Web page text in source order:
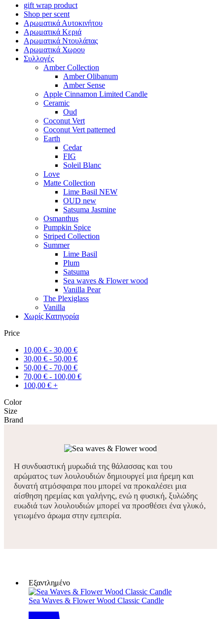
gift wrap product
Shop per scent
Αρωματικά Αυτοκινήτου
Αρωματικά Κεριά
Αρωματικά Ντουλάπας
Αρωματικά Χωρου
Συλλογές
Amber Collection
Amber Olibanum
Amber Sense
Apple Cinnamon Limited Candle
Ceramic
Oud
Coconut Vert
Coconut Vert patterned
Earth
Cedar
FIG
Soleil Blanc
Love
Matte Collection
Lime Basil NEW
OUD new
Satsuma Jasmine
Osmanthus
Pumpkin Spice
Striped Collection
Summer
Lime Basil
Plum
Satsuma
Sea waves & Flower wood
Vanilla Pear
The Plexiglass
Vanilla
Χωρίς Κατηγορία
Price
10,00 € - 30,00 €
30,00 € - 50,00 €
50,00 € - 70,00 €
70,00 € - 100,00 €
100,00 € +
Color
Size
Brand
Η συνδυαστική μυρωδιά της θάλασσας και του
αρώματος των λουλουδιών δημιουργεί μια ήρεμη και
δυνατή ατμόσφαιρα που μπορεί να προκαλέσει μια
αίσθηση ηρεμίας και γαλήνης, ενώ η φυσική, ξυλώδης
ευωδιά των λουλουδιών μπορεί να προσθέσει ένα γλυκό,
γειωμένο άρωμα στην εμπειρία.
Εξαντλημένο
Sea Waves & Flower Wood Classic Candle